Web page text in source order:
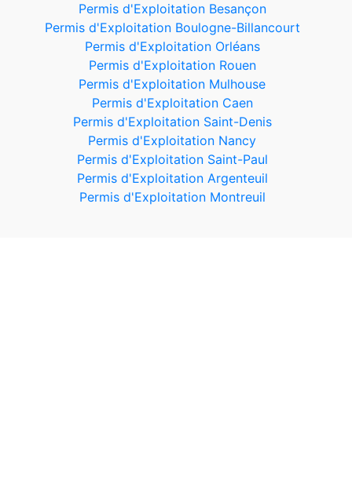
Permis d'Exploitation Besançon
Permis d'Exploitation Boulogne-Billancourt
Permis d'Exploitation Orléans
Permis d'Exploitation Rouen
Permis d'Exploitation Mulhouse
Permis d'Exploitation Caen
Permis d'Exploitation Saint-Denis
Permis d'Exploitation Nancy
Permis d'Exploitation Saint-Paul
Permis d'Exploitation Argenteuil
Permis d'Exploitation Montreuil